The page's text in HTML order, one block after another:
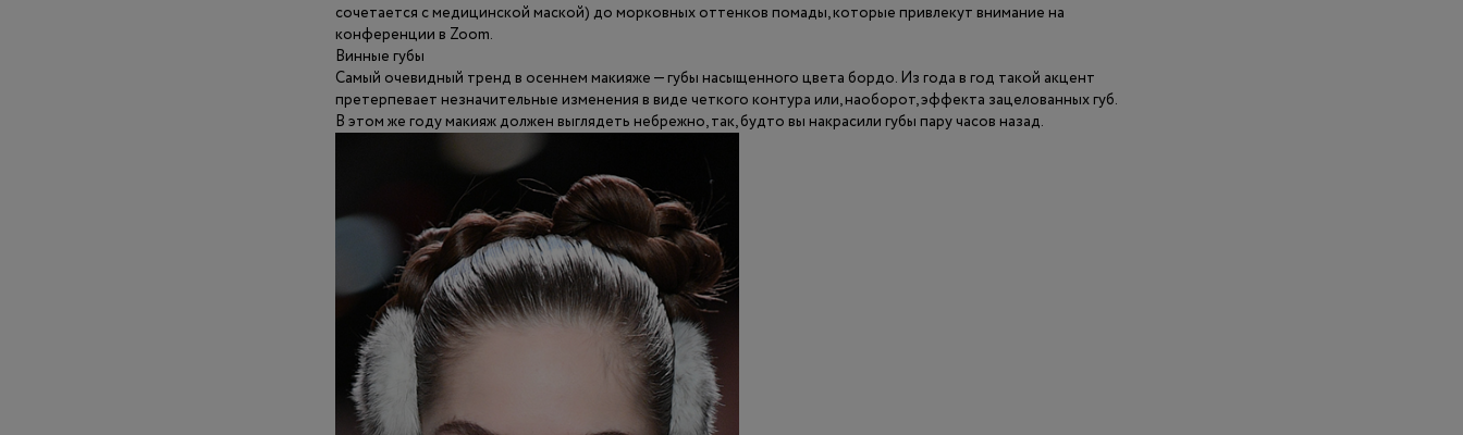
сочетается с медицинской маской) до морковных оттенков помады, которые привлекут внимание на
конференции в Zoom.
Винные губы
Самый очевидный тренд в осеннем макияже — губы насыщенного цвета бордо. Из года в год такой акцент
претерпевает незначительные изменения в виде четкого контура или, наоборот, эффекта зацелованных губ.
В этом же году макияж должен выглядеть небрежно, так, будто вы накрасили губы пару часов назад.